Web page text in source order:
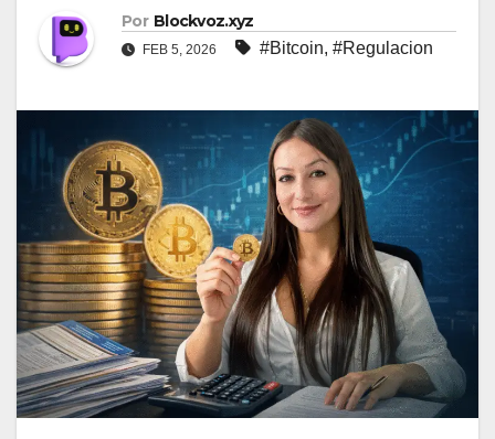
Por Blockvoz.xyz
FEB 5, 2026 #Bitcoin, #Regulacion